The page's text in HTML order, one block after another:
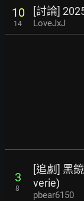
10
14
[討論]
LoveJxJ
3
8
[追劇] 黑
verie)
pbear6150